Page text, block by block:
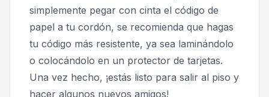
simplemente pegar con cinta el código de
papel a tu cordón, se recomienda que hagas
tu código más resistente, ya sea laminándolo
o colocándolo en un protector de tarjetas.
Una vez hecho, ¡estás listo para salir al piso y
hacer algunos nuevos amigos!